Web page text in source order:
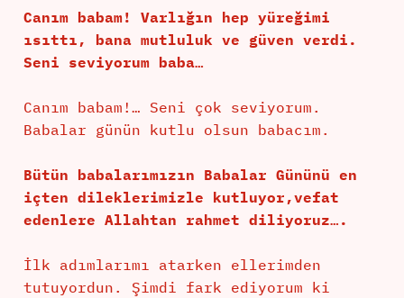
Canım babam! Varlığın hep yüreğimi
ısıttı, bana mutluluk ve güven verdi.
Seni seviyorum baba…
Canım babam!… Seni çok seviyorum.
Babalar günün kutlu olsun babacım.
Bütün babalarımızın Babalar Gününü en
içten dileklerimizle kutluyor,vefat
edenlere Allahtan rahmet diliyoruz….
İlk adımlarımı atarken ellerimden
tutuyordun. Şimdi fark ediyorum ki